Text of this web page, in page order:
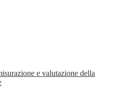
e valutazione della